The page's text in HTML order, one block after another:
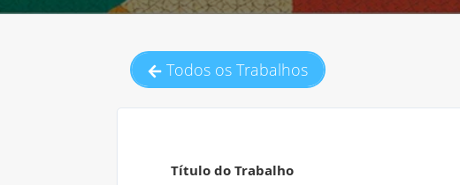
Todos os Trabalhos
Título do Trabalho